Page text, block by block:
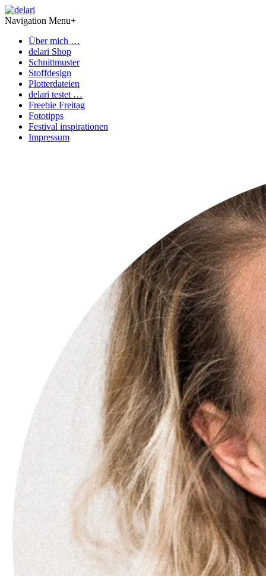
Navigation Menu+
Über mich …
delari Shop
Schnittmuster
Stoffdesign
Plotterdateien
delari testet …
Freebie Freitag
Fototipps
Festival inspirationen
Impressum